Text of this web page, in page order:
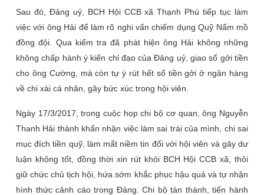
Sau đó, Đảng uỷ, BCH Hội CCB xã Thạnh Phú tiếp tục làm
việc với ông Hải để làm rõ nghi vấn chiếm dụng Quỹ Nấm mồ
đồng đội. Qua kiểm tra đã phát hiện ông Hải không những
không chấp hành ý kiến chỉ đạo của Đảng uỷ, giao sổ gởi tiền
cho ông Cường, mà còn tự ý rút hết số tiền gởi ở ngân hàng
về chi xài cá nhân, gây bức xúc trong hội viên.
Ngày 17/3/2017, trong cuộc họp chi bộ cơ quan, ông Nguyễn
Thanh Hải thành khẩn nhận việc làm sai trái của mình, chi sai
mục đích tiền quỹ, làm mất niềm tin đối với hội viên và gây dư
luận không tốt, đồng thời xin rút khỏi BCH Hội CCB xã, thôi
giữ chức chủ tịch hội, hứa sớm khắc phục hậu quả và tự nhận
hình thức cảnh cáo trong Đảng. Chi bộ tán thành, tiến hành